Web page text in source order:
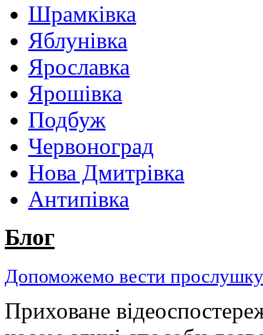
Шрамківка
Яблунівка
Ярославка
Ярошівка
Подбуж
Червоноград
Нова Дмитрівка
Антипівка
Блог
Допоможемо вести
Приховане